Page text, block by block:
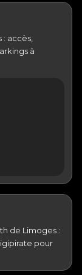
accès,
à
de Limoges :
pour